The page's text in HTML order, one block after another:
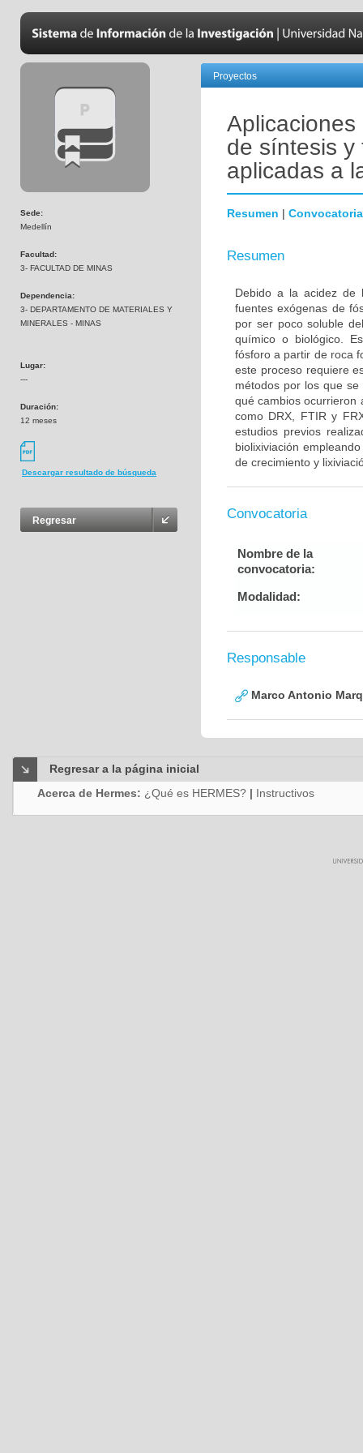
Sede:
Medellín
Facultad:
3- FACULTAD DE MINAS
Dependencia:
3- DEPARTAMENTO DE MATERIALES Y
MINERALES - MINAS
Lugar:
---
Duración:
12 meses
Descargar resultado de búsqueda
Regresar
Proyectos
de síntesis y
aplicadas a
Resumen | Convocatoria
Resumen
Debido a la acidez de
fuentes exógenas de
por ser poco soluble
químico o biológico.
fósforo a partir de roca
este proceso requiere
métodos por los que
qué cambios ocurrieron
como DRX, FTIR y
estudios previos
biolixiviación
de crecimiento y
Convocatoria
Nombre de la
convocatoria:
Modalidad:
Responsable
Marco Antonio
Regresar a la página inicial
Acerca de Hermes: ¿Qué es HERMES? | Instructivos